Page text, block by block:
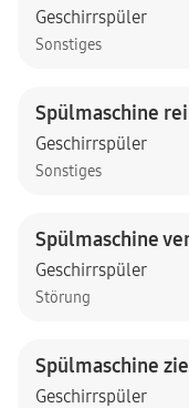
Geschirrspüler
Sonstiges
Spülmaschine
Geschirrspüler
Sonstiges
Spülmaschine
Geschirrspüler
Störung
Spülmaschine
Geschirrspüler